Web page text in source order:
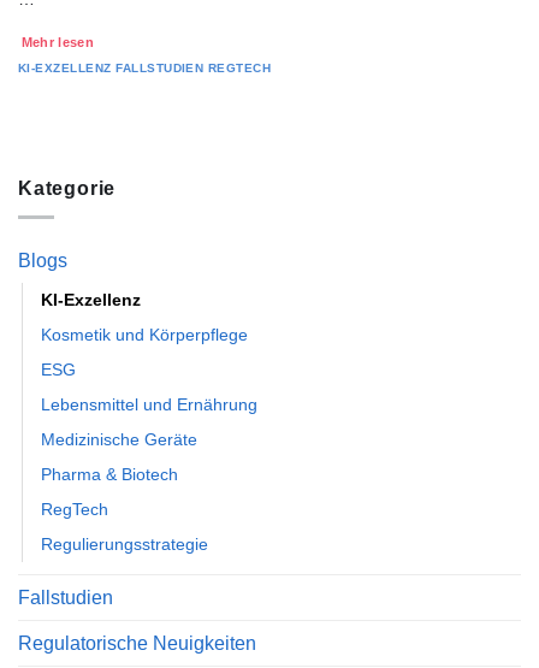
Kategorie
Blogs
KI-Exzellenz
Kosmetik und Körperpflege
ESG
Lebensmittel und Ernährung
Medizinische Geräte
Pharma & Biotech
RegTech
Regulierungsstrategie
Fallstudien
Regulatorische Neuigkeiten
Mehr lesen
KI-EXZELLENZ FALLSTUDIEN REGTECH